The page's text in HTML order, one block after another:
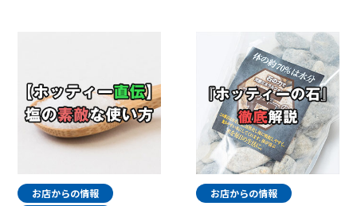
お店からの情報
お店からの情報